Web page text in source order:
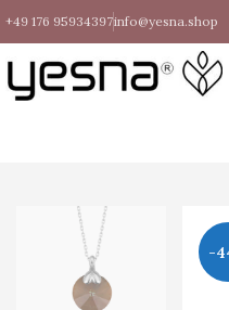
+49 176 95934397info@yesna.shop
-